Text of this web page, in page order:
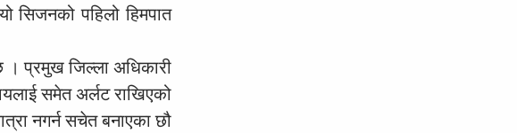
सिजनको पहिलो हिमपात
। प्रमुख जिल्ला अधिकारी
समेत अर्लट राखिएको
नगर्न सचेत बनाएका छौ